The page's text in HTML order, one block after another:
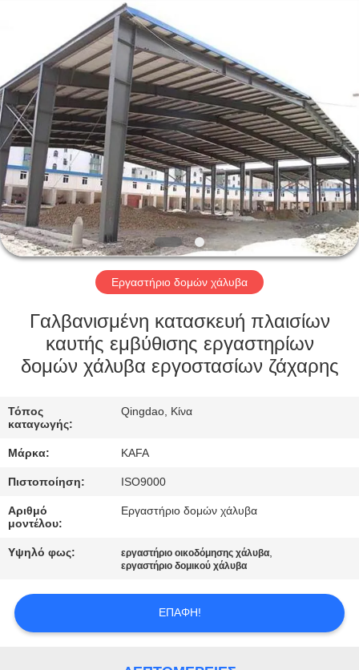
ΑΡΧΙΚΉ
ΠΡΟΪΌΝΤΑ
ΒΊΝΤΕΟ
ΕΚΠΟΜΠΉ
VR
ΣΧΕΤΙΚΆ
ΕΜΆΣ
ΞΕΝΆΓΗΣΗ
ΣΤΟ
ΈΛΕΓΧΟΣ
ΠΟΙΌΤΗΤΑΣ
ΕΠΙΚΟΙΝΩΝΉΣΤΕ
ΜΑΖΊ
Reserved.
Εργαστήριο δομών χάλυβα
Γαλβανισμένη κατασκευή πλαισίων
καυτής εμβύθισης εργαστηρίων
δομών χάλυβα εργοστασίων ζάχαρης
Τόπος
καταγωγής:
Qingdao, Κίνα
Μάρκα: KAFA
Πιστοποίηση: ISO9000
Αριθμό
μοντέλου:
Εργαστήριο δομών χάλυβα
Υψηλό φως: εργαστήριο οικοδόμησης χάλυβα,
εργαστήριο δομικού χάλυβα
ΕΠΑΦΉ!